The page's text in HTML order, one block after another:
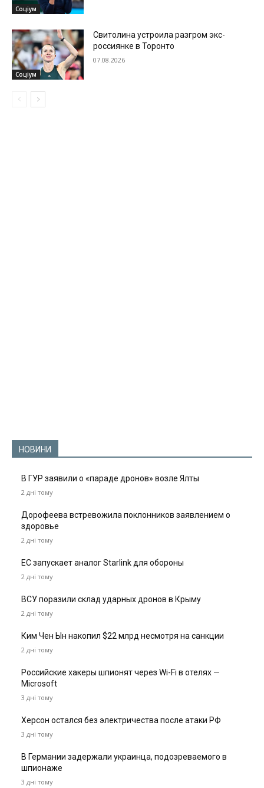
Соціум
Соціум
Свитолина устроила разгром экс-
россиянке в Торонто
07.08.2026
НОВИНИ
В ГУР заявили о «параде дронов» возле Ялты
2 дні тому
Дорофеева встревожила поклонников заявлением о
здоровье
2 дні тому
ЕС запускает аналог Starlink для обороны
2 дні тому
ВСУ поразили склад ударных дронов в Крыму
2 дні тому
Ким Чен Ын накопил $22 млрд несмотря на санкции
2 дні тому
Российские хакеры шпионят через Wi-Fi в отелях —
Microsoft
3 дні тому
Херсон остался без электричества после атаки РФ
3 дні тому
В Германии задержали украинца, подозреваемого в
шпионаже
3 дні тому